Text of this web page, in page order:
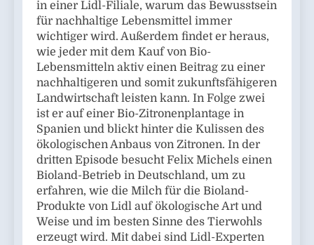
in einer Lidl-Filiale, warum das Bewusstsein
für nachhaltige Lebensmittel immer
wichtiger wird. Außerdem findet er heraus,
wie jeder mit dem Kauf von Bio-
Lebensmitteln aktiv einen Beitrag zu einer
nachhaltigeren und somit zukunftsfähigeren
Landwirtschaft leisten kann. In Folge zwei
ist er auf einer Bio-Zitronenplantage in
Spanien und blickt hinter die Kulissen des
ökologischen Anbaus von Zitronen. In der
dritten Episode besucht Felix Michels einen
Bioland-Betrieb in Deutschland, um zu
erfahren, wie die Milch für die Bioland-
Produkte von Lidl auf ökologische Art und
Weise und im besten Sinne des Tierwohls
erzeugt wird. Mit dabei sind Lidl-Experten